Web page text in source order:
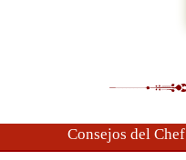
Consejos del Chef